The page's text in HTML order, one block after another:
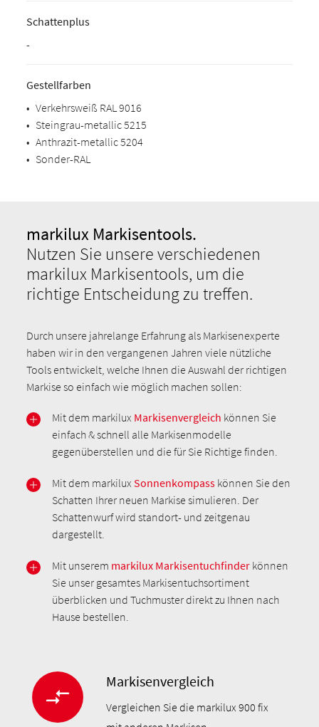
Schattenplus
-
Gestellfarben
• Verkehrsweiß RAL 9016
• Steingrau-metallic 5215
• Anthrazit-metallic 5204
• Sonder-RAL
markilux Markisentools.
Nutzen Sie unsere verschiedenen
markilux Markisentools, um die
richtige Entscheidung zu treffen.
Durch unsere jahrelange Erfahrung als Markisenexperte
haben wir in den vergangenen Jahren viele nützliche
Tools entwickelt, welche Ihnen die Auswahl der richtigen
Markise so einfach wie möglich machen sollen:
Mit dem markilux Markisenvergleich können Sie
einfach & schnell alle Markisenmodelle
gegenüberstellen und die für Sie Richtige finden.
Mit dem markiluxSonnenkompass können Sie den
Schatten Ihrer neuen Markise simulieren. Der
Schattenwurf wird standort- und zeitgenau
dargestellt.
Mit unserem markilux Markisentuchfinder können
Sie unser gesamtes Markisentuchsortiment
überblicken und Tuchmuster direkt zu Ihnen nach
Hause bestellen.
Markisenvergleich
Vergleichen Sie die markilux 900 fix